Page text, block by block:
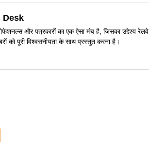
Desk
और पत्रकारों का एक ऐसा मंच है, जिसका उद्देश्य रेलवे
को पूरी विश्वसनीयता के साथ प्रस्तुत करना है।